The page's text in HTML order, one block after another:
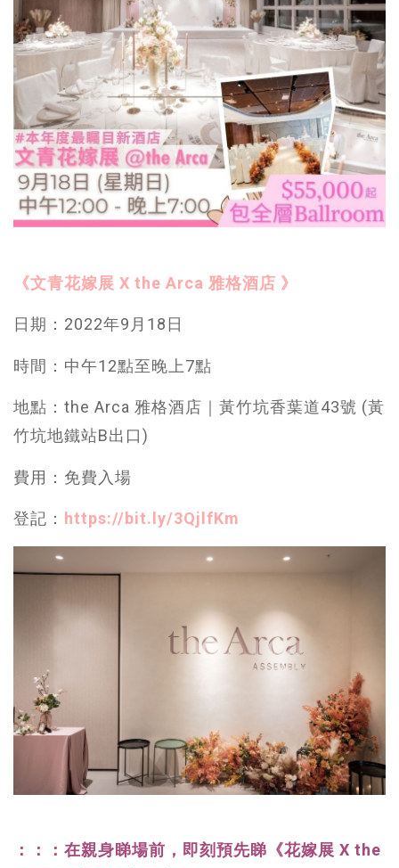
《文青花嫁展 X the Arca 雅格酒店 》
日期：2022年9月18日
時間：中午12點至晚上7點
地點：the Arca 雅格酒店｜黃竹坑香葉道43號 (黃
竹坑地鐵站B出口)
費用：免費入場
登記： https://bit.ly/3QjlfKm
：：：在親身睇場前，即刻預先睇《花嫁展 X the